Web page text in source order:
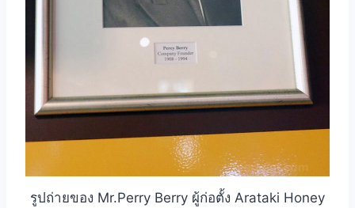
รูปถ่ายของ Mr.Perry Berry ผู้ก่อตั้ง Arataki Honey